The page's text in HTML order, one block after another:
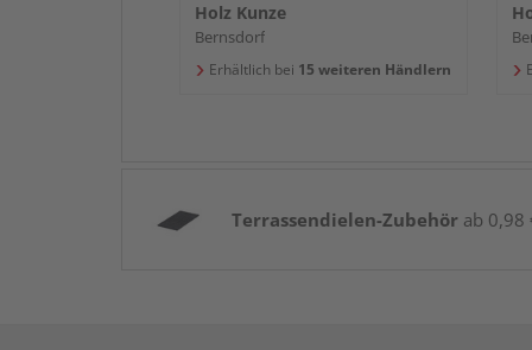
Holz Kunze
Bernsdorf
Erhältlich bei 15 weiteren Händlern
Terrassendielen-Zubehör ab 0,98